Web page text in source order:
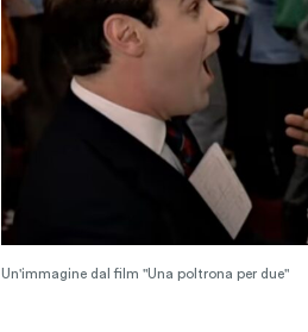
Un'immagine dal film "Una poltrona per due"